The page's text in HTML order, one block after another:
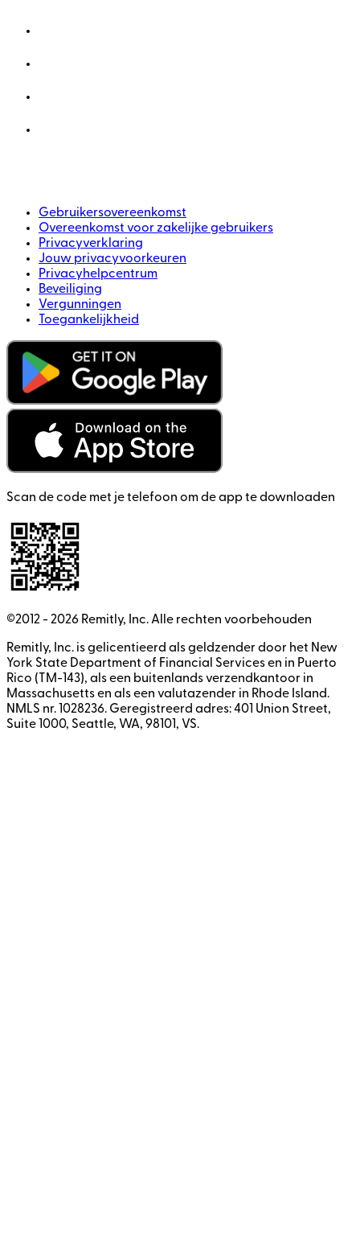
Gebruikersovereenkomst
Overeenkomst voor zakelijke gebruikers
Privacyverklaring
Jouw privacyvoorkeuren
Privacyhelpcentrum
Beveiliging
Vergunningen
Toegankelijkheid
Scan de code met je telefoon om de app te downloaden
©2012 - 2026 Remitly, Inc. Alle rechten voorbehouden
Remitly, Inc. is gelicentieerd als geldzender door het New
York State Department of Financial Services en in Puerto
Rico (TM-143), als een buitenlands verzendkantoor in
Massachusetts en als een valutazender in Rhode Island.
NMLS nr. 1028236. Geregistreerd adres: 401 Union Street,
Suite 1000, Seattle, WA, 98101, VS.